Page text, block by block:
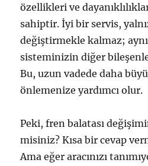
özellikleri ve
sahiptir. İyi bir servis,
değiştirmekle kalmaz;
sisteminizin diğer
Bu, uzun vadede daha
önlemenize yardımcı olur.
Peki, fren balatası
misiniz? Kısa bir cevap
Ama eğer aracınızı